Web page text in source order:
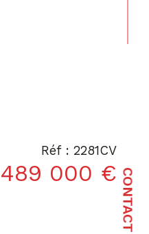
CONTACT
Réf : 2281CV
489 000 €